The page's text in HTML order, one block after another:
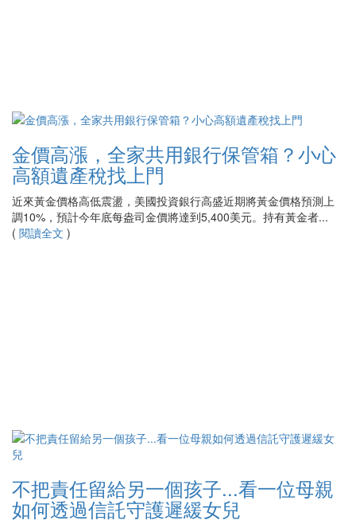
金價高漲，全家共用銀行保管箱？小心
高額遺產稅找上門
近來黃金價格高低震盪，美國投資銀行高盛近期將黃金價格預測上
調10%，預計今年底每盎司金價將達到5,400美元。持有黃金者...
( 閱讀全文 )
不把責任留給另一個孩子...看一位母親
如何透過信託守護遲緩女兒